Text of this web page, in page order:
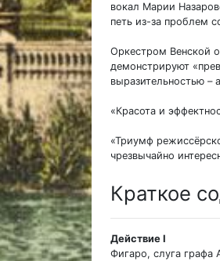
вокал Марии
петь из-за проблем
Оркестром Венской
демонстрируют
выразительностью –
«Красота и
«Триумф
чрезвычайно
Краткое
Действие I
Фигаро, слуга графа